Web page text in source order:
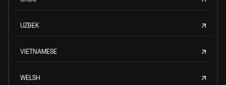
UZBEK
VIETNAMESE
WELSH